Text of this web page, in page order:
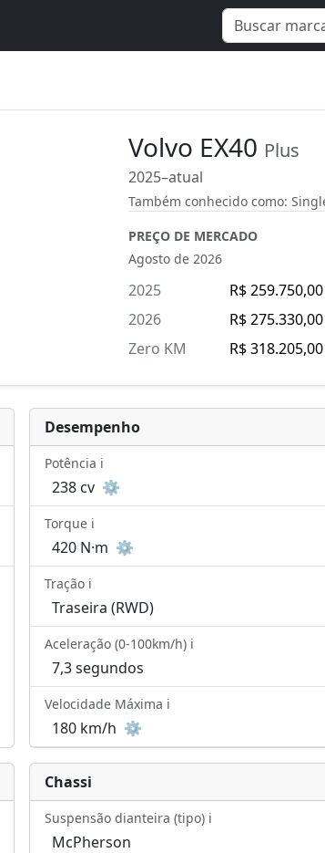
Volvo EX40 Plus
2025–atual
Também conhecido como:
PREÇO DE MERCADO
Agosto de 2026
2025 R$ 259.750,00
2026 R$ 275.330,00
Zero KM R$ 318.205,00
Desempenho
Potência ℹ️
238 cv ⚙️
Torque ℹ️
420 N·m ⚙️
Tração ℹ️
Traseira (RWD)
Aceleração (0-100km/h) ℹ️
7,3 segundos
Velocidade Máxima ℹ️
180 km/h ⚙️
Chassi
Suspensão dianteira (tipo) ℹ️
McPherson